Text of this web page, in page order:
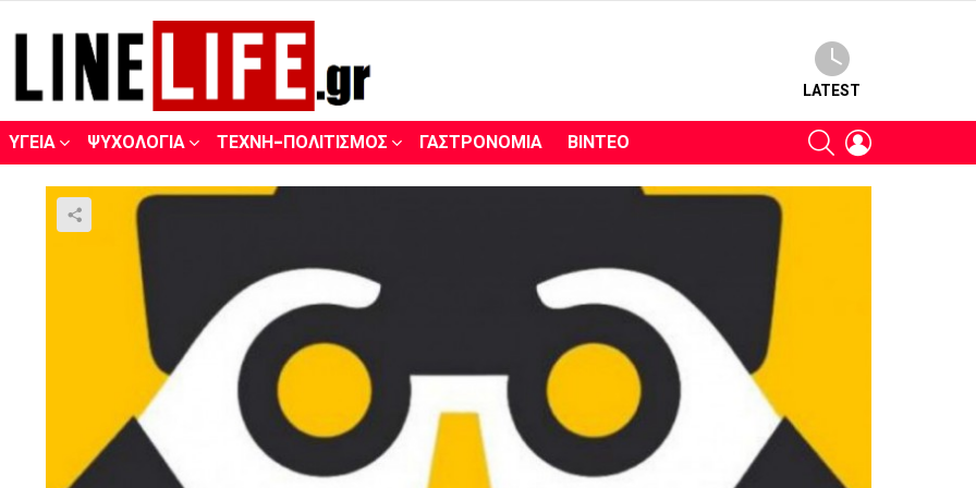
LATEST
ΥΓΕΊΑ ΨΥΧΟΛΟΓΊΑ ΤΈΧΝΗ-ΠΟΛΙΤΙΣΜΌΣ ΓΑΣΤΡΟΝΟΜΊΑ ΒΊΝΤΕΟ SEARCH